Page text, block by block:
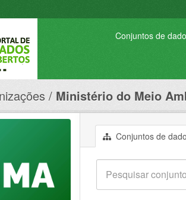
Conjuntos de
Ministério do Meio
Conjuntos de